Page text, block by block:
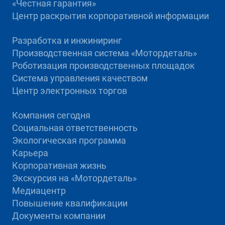
«Честная гарантия»
Центр раскрытия корпоративной информации
Разработка и инжиниринг
Производственная система «Mотордеталь»
Роботизация производственных площадок
Система управления качеством
Центр электронных торгов
Компания сегодня
Социальная ответственность
Экологическая программа
Карьера
Корпоративная жизнь
Экскурсия на «Мотордеталь»
Медиацентр
Повышение квалификации
Документы компании